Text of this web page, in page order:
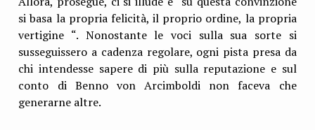
si basa la propria felicità, il proprio ordine, la propria
vertigine “. Nonostante le voci sulla sua sorte si
susseguissero a cadenza regolare, ogni pista presa da
chi intendesse sapere di più sulla reputazione e sul
conto di Benno von Arcimboldi non faceva che
generarne altre.